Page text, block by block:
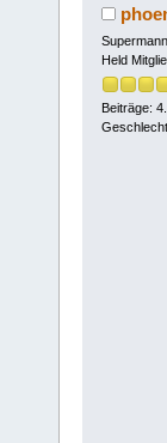
Supermann
Held
Beiträge: